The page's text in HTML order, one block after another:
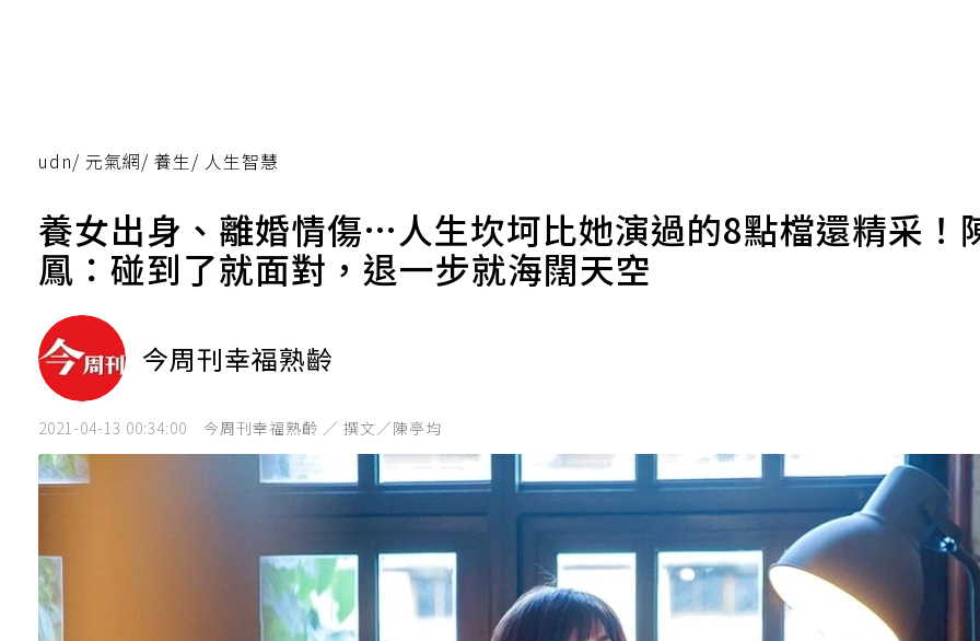
udn/ 元氣網/ 養生/ 人生智慧
養女出身、離婚情傷…人生坎坷比她演過的8點檔還精采！
鳳：碰到了就面對，退一步就海闊天空
今周刊幸福熟齡
2021-04-13 00:34:00 今周刊幸福熟齡 ／ 撰文／陳亭均